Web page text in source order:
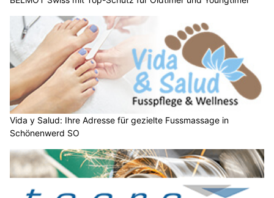
Vida y Salud: Ihre Adresse für gezielte Fussmassage in
Schönenwerd SO